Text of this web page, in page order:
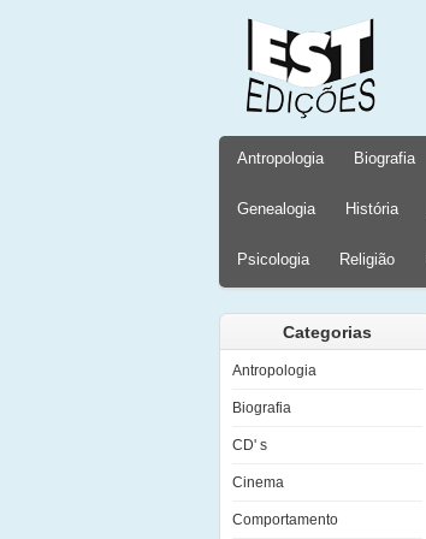
Antropologia Biografia
Genealogia História
Psicologia Religião
Categorias
Antropologia
Biografia
CD' s
Cinema
Comportamento